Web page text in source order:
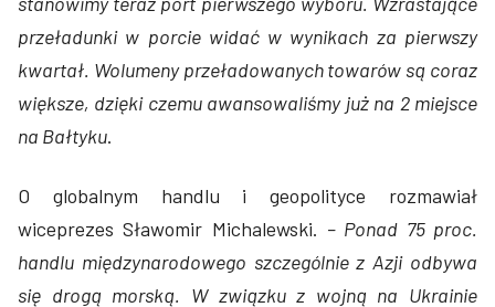
przeładunki w porcie widać w wynikach za pierwszy
kwartał. Wolumeny przeładowanych towarów są coraz
większe, dzięki czemu awansowaliśmy już na 2 miejsce
na Bałtyku.
O globalnym handlu i geopolityce rozmawiał
wiceprezes Sławomir Michalewski. – Ponad 75 proc.
handlu międzynarodowego szczególnie z Azji odbywa
się drogą morską. W związku z wojną na Ukrainie